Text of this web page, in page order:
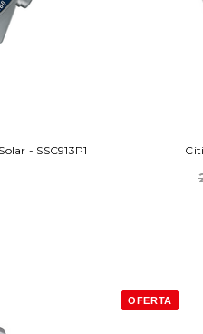
- SSC913P1
OFERTA